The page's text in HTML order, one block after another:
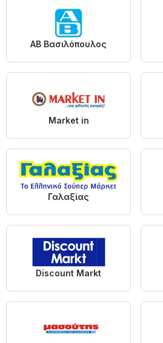
ΑΒ Βασιλόπουλος
Market in
Γαλαξίας
Discount Markt